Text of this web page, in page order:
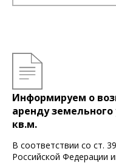
Информируем о
аренду
кв.м.
В соответствии со ст.
Российской